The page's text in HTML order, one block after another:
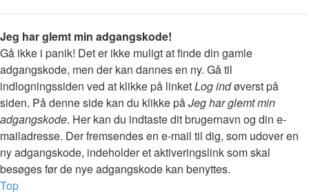
Jeg har glemt min adgangskode!
Gå ikke i panik! Det er ikke muligt at finde din gamle
adgangskode, men der kan dannes en ny. Gå til
indlogningssiden ved at klikke på linketLog indøverst på
siden. På denne side kan du klikke påJeg har glemt min
adgangskode. Her kan du indtaste dit brugernavn og din e-
mailadresse. Der fremsendes en e-mail til dig, som udover en
ny adgangskode, indeholder et aktiveringslink som skal
besøges før de nye adgangskode kan benyttes.
Top